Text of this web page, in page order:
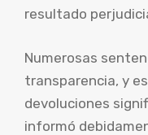
resultado
Numerosas
transparencia, y
devoluciones
informó